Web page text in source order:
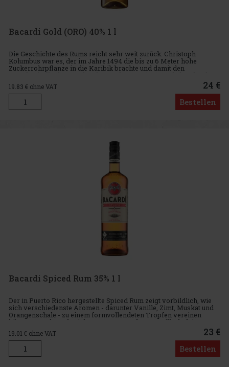
Bacardi Gold (ORO) 40% 1 l
Die Geschichte des Rums reicht sehr weit zurück: Christoph
Kolumbus war es, der im Jahre 1494 die bis zu 6 Meter hohe
Zuckerrohrpflanze in die Karibik brachte und damit den
Grundstein für ihren Anbau legte. Aber erst im 17. Jahrhundert kam
es zu eine
19.83 € ohne VAT 24 €
Bestellen
Bacardi Spiced Rum 35% 1 l
Der in Puerto Rico hergestellte Spiced Rum zeigt vorbildlich, wie
sich verschiedenste Aromen - darunter Vanille, Zimt, Muskat und
Orangenschale - zu einem formvollendeten Tropfen vereinen
können Geschmacksrichtung: Rum, Gewürze, Vanille, holzig
19.01 € ohne VAT 23 €
Bestellen